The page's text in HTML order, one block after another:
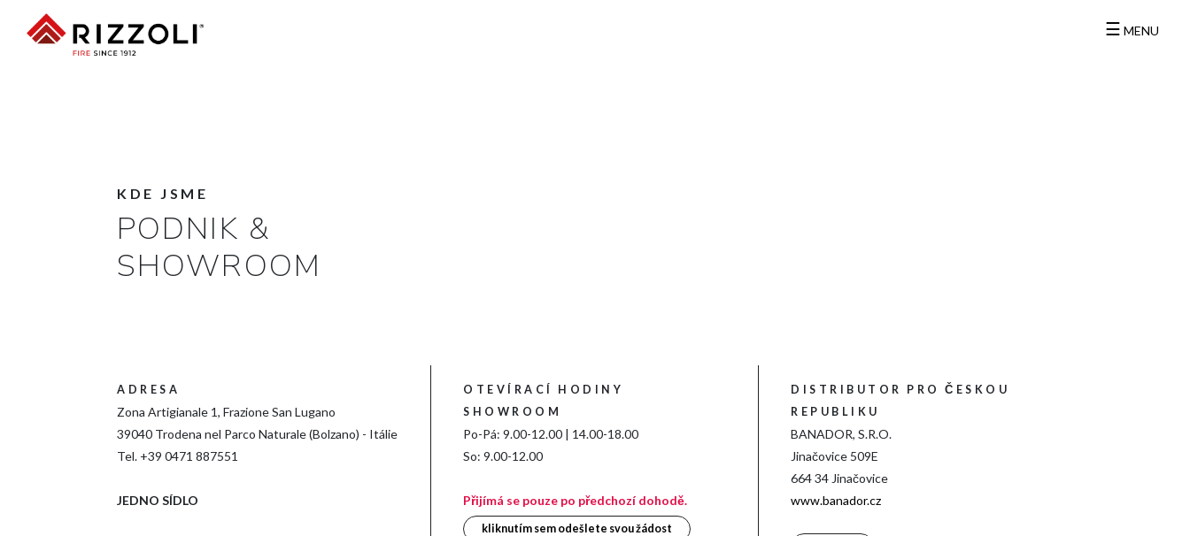
☰ MENU
KDE JSME
PODNIK &
SHOWROOM
ADRESA
Zona Artigianale 1, Frazione San Lugano
39040 Trodena nel Parco Naturale (Bolzano) - Itálie
Tel. +39 0471 887551
JEDNO SÍDLO
OTEVÍRACÍ HODINY
SHOWROOM
Po-Pá: 9.00-12.00 | 14.00-18.00
So: 9.00-12.00
Přijímá se pouze po předchozí dohodě.
kliknutím sem odešlete svou žádost
DISTRIBUTOR PRO ČESKOU
REPUBLIKU
BANADOR, S.R.O.
Jinačovice 509E
664 34 Jinačovice
www.banador.cz